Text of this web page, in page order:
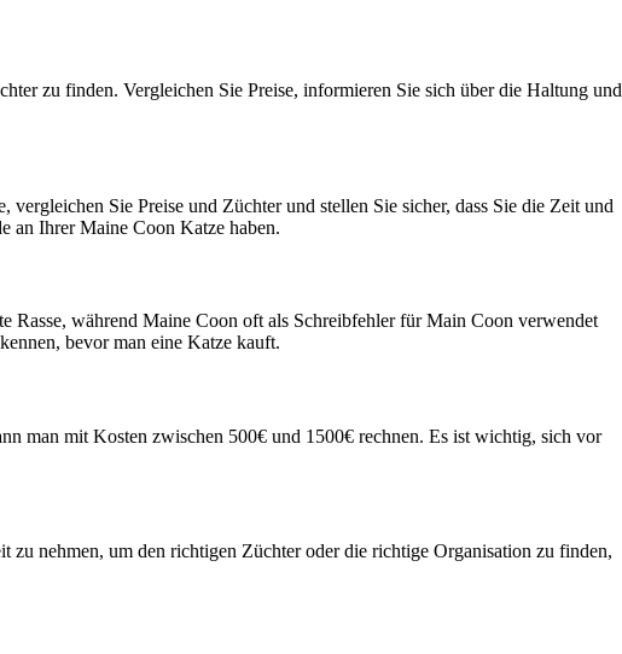
zu finden. Vergleichen Sie Preise, informieren Sie sich über die Haltung und
Sie Preise und Züchter und stellen Sie sicher, dass Sie die Zeit und
an Ihrer Maine Coon Katze haben.
während Maine Coon oft als Schreibfehler für Main Coon verwendet
bevor man eine Katze kauft.
man mit Kosten zwischen 500€ und 1500€ rechnen. Es ist wichtig, sich vor
nehmen, um den richtigen Züchter oder die richtige Organisation zu finden,